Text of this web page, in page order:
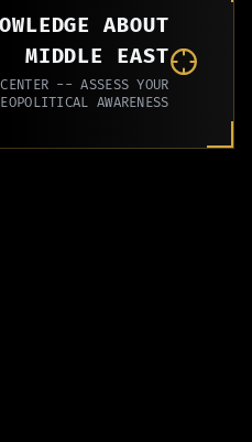
ABOUT
MIDDLE EAST
-- ASSESS YOUR
AWARENESS